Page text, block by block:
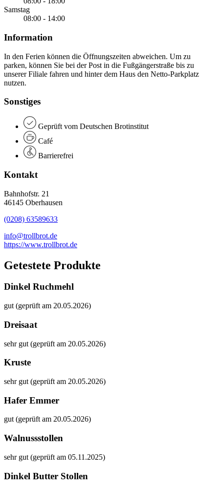
Samstag
08:00 - 14:00
Information
In den Ferien können die Öffnungszeiten abweichen. Um zu
parken, können Sie bei der Post in die Fußgängerstraße bis zu
unserer Filiale fahren und hinter dem Haus den Netto-Parkplatz
nutzen.
Sonstiges
Geprüft vom Deutschen Brotinstitut
Café
Barrierefrei
Kontakt
Bahnhofstr. 21
46145 Oberhausen
(0208) 63589633
info@trollbrot.de
https://www.trollbrot.de
Getestete Produkte
Dinkel Ruchmehl
gut (geprüft am 20.05.2026)
Dreisaat
sehr gut (geprüft am 20.05.2026)
Kruste
sehr gut (geprüft am 20.05.2026)
Hafer Emmer
gut (geprüft am 20.05.2026)
Walnussstollen
sehr gut (geprüft am 05.11.2025)
Dinkel Butter Stollen